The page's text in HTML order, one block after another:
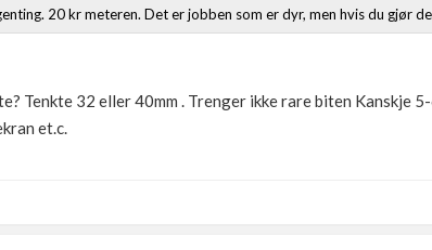
20 kr meteren. Det er jobben som er dyr, men hvis du gjør
Tenkte 32 eller 40mm . Trenger ikke rare biten Kanskje
et.c.